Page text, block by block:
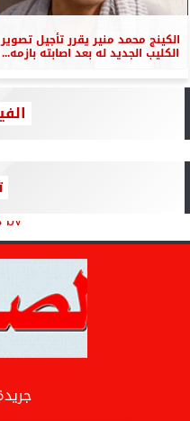
الكينج محمد منير يقرر تأجيل تصوير
الكليب الجديد له بعد اصابته بازمه...
by